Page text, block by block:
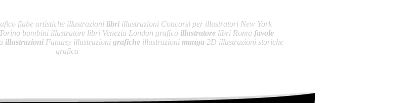
fiabe artistiche illustrazioni libri illustrazioni Concorsi per illustratori New York
Torino bambini illustratore libri Venezia London grafico illustratore libri Roma favole
illustrazioni Fantasy illustrazioni grafiche illustrazioni manga 2D illustrazioni storiche
grafica